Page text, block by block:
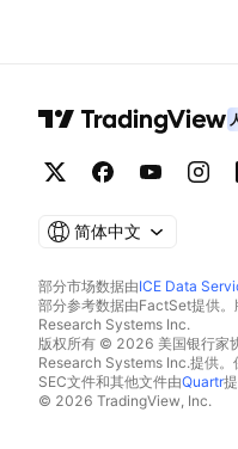
简体中文
部分市场数据由ICE Data
部分参考数据由FactSet提供
Research Systems Inc.
版权所有 © 2026 美国银行家
Research Systems Inc.提供。
SEC文件和其他文件由Quartr提
© 2026 TradingView, Inc.